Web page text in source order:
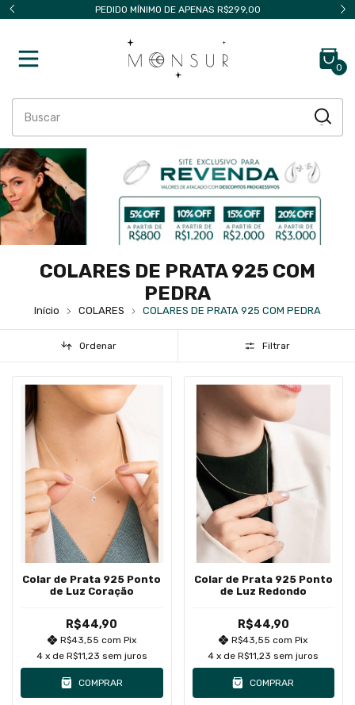
PARCELAMENTO EM ATÉ 4X SEM JUROS
0
COLARES DE PRATA 925 COM
PEDRA
Início COLARES COLARES DE PRATA 925 COM PEDRA
Ordenar Filtrar
Colar de Prata 925 Ponto
de Luz Coração
R$44,90
R$43,55 com Pix
4 x de R$11,23 sem juros
COMPRAR
Colar de Prata 925 Ponto
de Luz Redondo
R$44,90
R$43,55com Pix
4 x deR$11,23 sem juros
COMPRAR